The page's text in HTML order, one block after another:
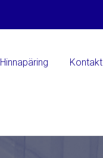
Hinnapäring Kontakt